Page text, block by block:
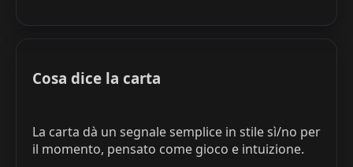
Cosa dice la carta
La carta dà un segnale semplice in stile sì/no per
il momento, pensato come gioco e intuizione.